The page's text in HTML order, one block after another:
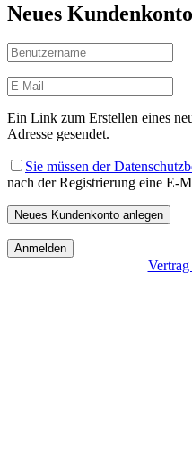
Neues
Ein Link zum Erstellen eines
Adresse gesendet.
Sie müssen der
nach der Registrierung eine E-
Neues Kundenkonto anlegen
Anmelden